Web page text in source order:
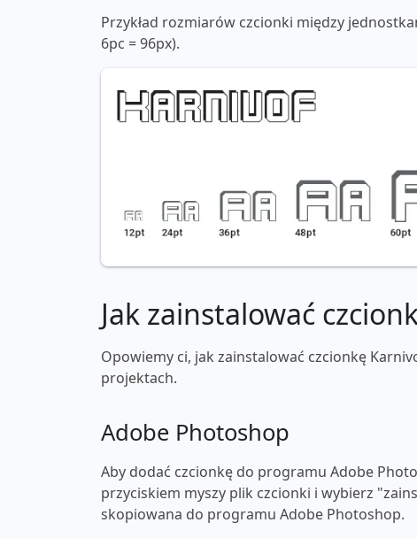
Przykład rozmiarów czcionki między
6pc = 96px).
Jak zainstalować
Opowiemy ci, jak zainstalować czcionkę
projektach.
Adobe Photoshop
Aby dodać czcionkę do programu Adobe
przyciskiem myszy plik czcionki i wybierz
skopiowana do programu Adobe Photoshop.